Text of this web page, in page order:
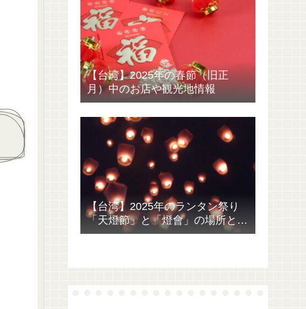
【台湾】2025年の春節（旧正
月）中のお店や観光地情報
【台湾】2025年のランタン祭り
「天燈節」と「燈會」の場所と日
付、行き方